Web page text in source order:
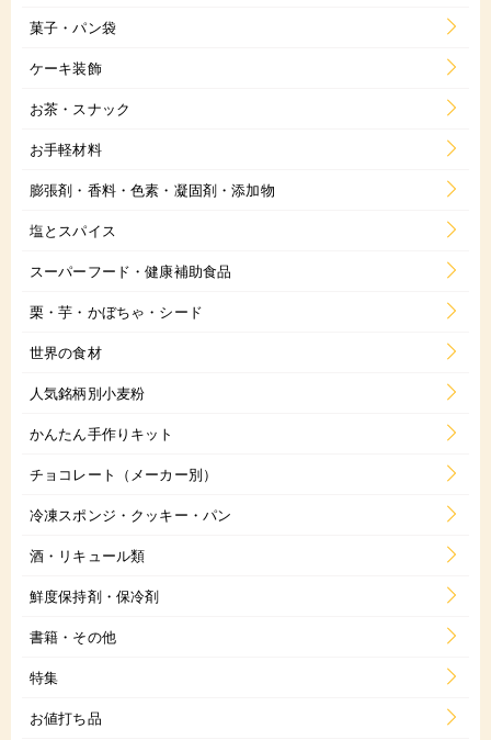
菓子・パン袋
ケーキ装飾
お茶・スナック
お手軽材料
膨張剤・香料・色素・凝固剤・添加物
塩とスパイス
スーパーフード・健康補助食品
栗・芋・かぼちゃ・シード
世界の食材
人気銘柄別小麦粉
かんたん手作りキット
チョコレート（メーカー別）
冷凍スポンジ・クッキー・パン
酒・リキュール類
鮮度保持剤・保冷剤
書籍・その他
特集
お値打ち品